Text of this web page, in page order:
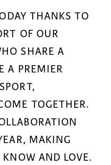
THANKS TO
OF OUR
SHARE A
A PREMIER
TOGETHER.
MAKING
KNOW AND LOVE.